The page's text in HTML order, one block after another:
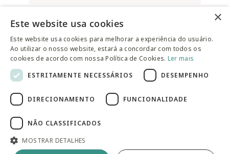
@westwingbr
Somos uma empresa certificada
© 2025 Westwing Comércio Varejista S.A WESTWING
Av. Queiroz Filho, 1700 - Torre A 5° andar - Vila Hamburguesa -
São Paulo
×
Este website usa cookies
Este website usa cookies para melhorar a experiência do usuário.
Ao utilizar o nosso website, estará a concordar com todos os
cookies de acordo com nossa Política de Cookies. Ler mais
ESTRITAMENTE NECESSÁRIOS
DESEMPENHO
DIRECIONAMENTO FUNCIONALIDADE
NÃO CLASSIFICADOS
MOSTRAR DETALHES